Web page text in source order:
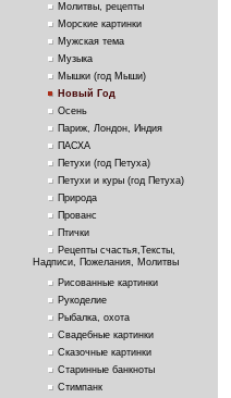
Молитвы, рецепты
Морские картинки
Мужская тема
Музыка
Мышки (год Мыши)
Новый Год
Осень
Париж, Лондон, Индия
ПАСХА
Петухи (год Петуха)
Петухи и куры (год Петуха)
Природа
Прованс
Птички
Рецепты счастья,Тексты,
Надписи, Пожелания, Молитвы
Рисованные картинки
Рукоделие
Рыбалка, охота
Свадебные картинки
Сказочные картинки
Старинные банкноты
Стимпанк